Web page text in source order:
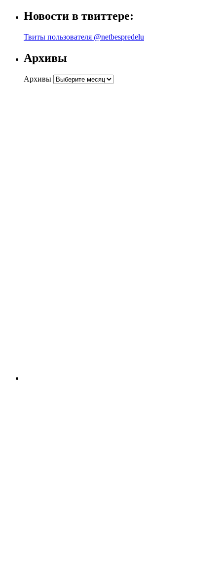
Новости в твиттере:
Твиты пользователя @netbespredelu
Архивы
Архивы